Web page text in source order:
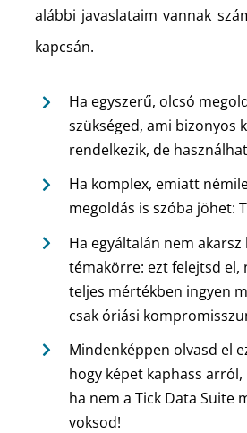
alábbi javaslataim vannak
kapcsán.
Ha egyszerű, olcsó
szükséged, ami bizonyos
rendelkezik, de
Ha komplex, emiatt
megoldás is szóba jöhet:
Ha egyáltalán nem
témakörre: ezt felejtsd el,
teljes mértékben ingyen
csak óriási
Mindenképpen olvasd el
hogy képet kaphass
ha nem a Tick Data Suite
voksod!